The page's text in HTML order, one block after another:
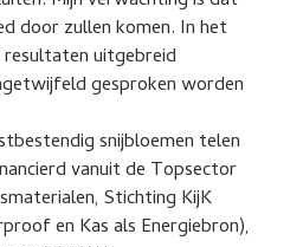
door zullen komen. In het
uitgebreid
gesproken worden
snijbloemen telen
vanuit de Topsector
Stichting KijK
en Kas als Energiebron),